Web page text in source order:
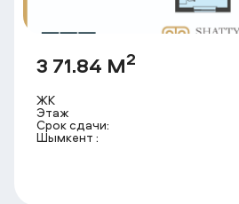
3 71.84 М2
ЖК
Этаж
Срок сдачи:
Шымкент :